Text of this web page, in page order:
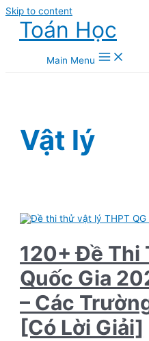
Skip to content
Toán Học
Main Menu
Vật lý
120+ Đề Thi
Quốc Gia
– Các
[Có Lời Giải]